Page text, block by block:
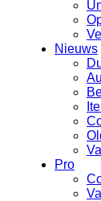
Nieuws
Pro